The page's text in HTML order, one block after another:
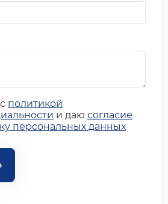
политикой
и даю согласие
персональных данных